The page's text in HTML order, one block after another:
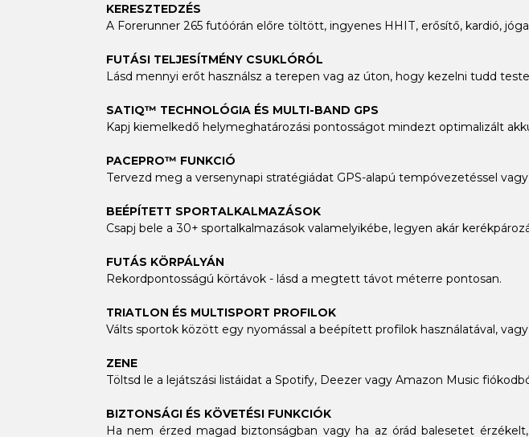
KERESZTEDZÉS
A Forerunner 265 futóórán előre töltött, ingyenes HHIT, erősítő, kardió,
FUTÁSI TELJESÍTMÉNY CSUKLÓRÓL
Lásd mennyi erőt használsz a terepen vag az úton, hogy kezelni tudd
SATIQ™ TECHNOLÓGIA ÉS MULTI-BAND GPS
Kapj kiemelkedő helymeghatározási pontosságot mindezt optimalizált
PACEPRO™ FUNKCIÓ
Tervezd meg a versenynapi stratégiádat GPS-alapú tempóvezetéssel
BEÉPÍTETT SPORTALKALMAZÁSOK
Csapj bele a 30+ sportalkalmazások valamelyikébe, legyen akár
FUTÁS KÖRPÁLYÁN
Rekordpontosságú körtávok - lásd a megtett távot méterre pontosan.
TRIATLON ÉS MULTISPORT PROFILOK
Válts sportok között egy nyomással a beépített profilok használatával,
ZENE
Töltsd le a lejátszási listáidat a Spotify, Deezer vagy Amazon Music
BIZTONSÁGI ÉS KÖVETÉSI FUNKCIÓK
Ha nem érzed magad biztonságban vagy ha az órád balesetet